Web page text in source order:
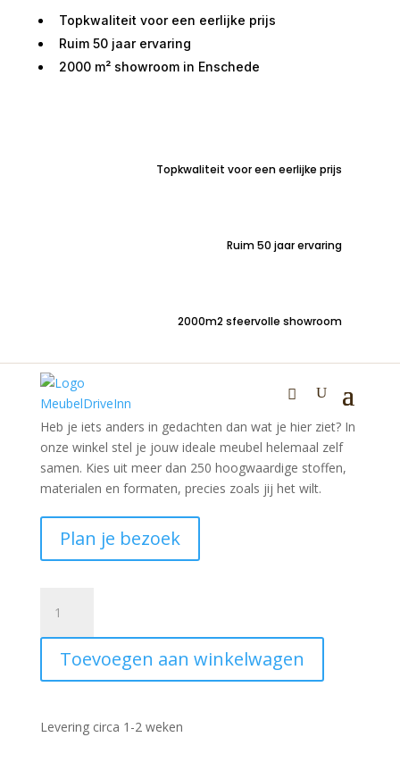
Topkwaliteit voor een eerlijke prijs
Ruim 50 jaar ervaring
2000 m² showroom in Enschede
Topkwaliteit voor een eerlijke prijs
Ruim 50 jaar ervaring
2000m2 sfeervolle showroom
Jouw meubel, jouw stijl
Heb je iets anders in gedachten dan wat je hier ziet? In
onze winkel stel je jouw ideale meubel helemaal zelf
samen. Kies uit meer dan 250 hoogwaardige stoffen,
materialen en formaten, precies zoals jij het wilt.
Plan je bezoek
Dixon
051
200x290
Beige
Toevoegen aan winkelwagen
Levering circa 1-2 weken